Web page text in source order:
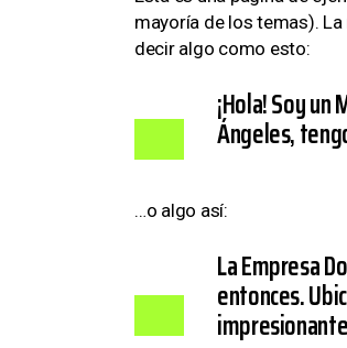
mayoría de los temas).
decir algo como esto:
¡Hola! Soy
Ángeles,
…o algo así:
La Empresa
entonces.